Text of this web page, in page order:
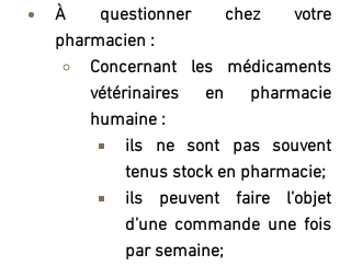
À questionner chez votre
pharmacien :
Concernant les médicaments
vétérinaires en pharmacie
humaine :
ils ne sont pas souvent
tenus stock en pharmacie;
ils peuvent faire l’objet
d’une commande une fois
par semaine;